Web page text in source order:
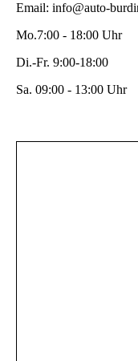
Email: info@auto-
Mo.7:00 - 18:00 Uhr
Di.-Fr. 9:00-18:00
Sa. 09:00 - 13:00 Uhr